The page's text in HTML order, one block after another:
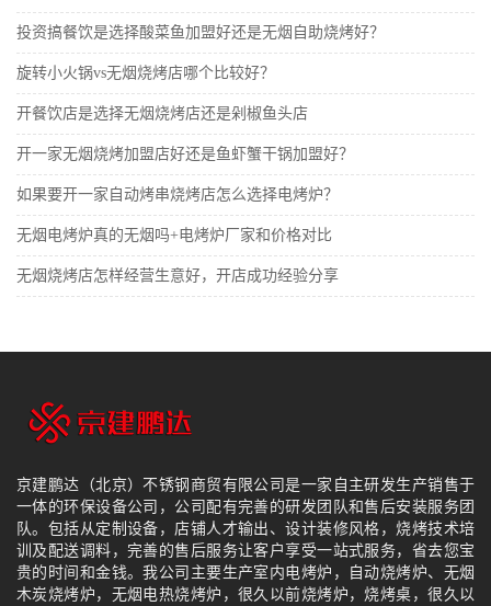
投资搞餐饮是选择酸菜鱼加盟好还是无烟自助烧烤好？
旋转小火锅vs无烟烧烤店哪个比较好？
开餐饮店是选择无烟烧烤店还是剁椒鱼头店
开一家无烟烧烤加盟店好还是鱼虾蟹干锅加盟好？
如果要开一家自动烤串烧烤店怎么选择电烤炉？
无烟电烤炉真的无烟吗+电烤炉厂家和价格对比
无烟烧烤店怎样经营生意好，开店成功经验分享
京建鹏达（北京）不锈钢商贸有限公司是一家自主研发生产销售于
一体的环保设备公司，公司配有完善的研发团队和售后安装服务团
队。包括从定制设备，店铺人才输出、设计装修风格，烧烤技术培
训及配送调料，完善的售后服务让客户享受一站式服务，省去您宝
贵的时间和金钱。我公司主要生产室内电烤炉，自动烧烤炉、无烟
木炭烧烤炉，无烟电热烧烤炉，很久以前烧烤炉，烧烤桌，很久以